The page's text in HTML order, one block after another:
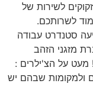
לשירות של
לשרותכם.
סטנדרט עבודה
מזגני הזהב
מעט על הצ'ילרים :
ולמקומות שבהם יש